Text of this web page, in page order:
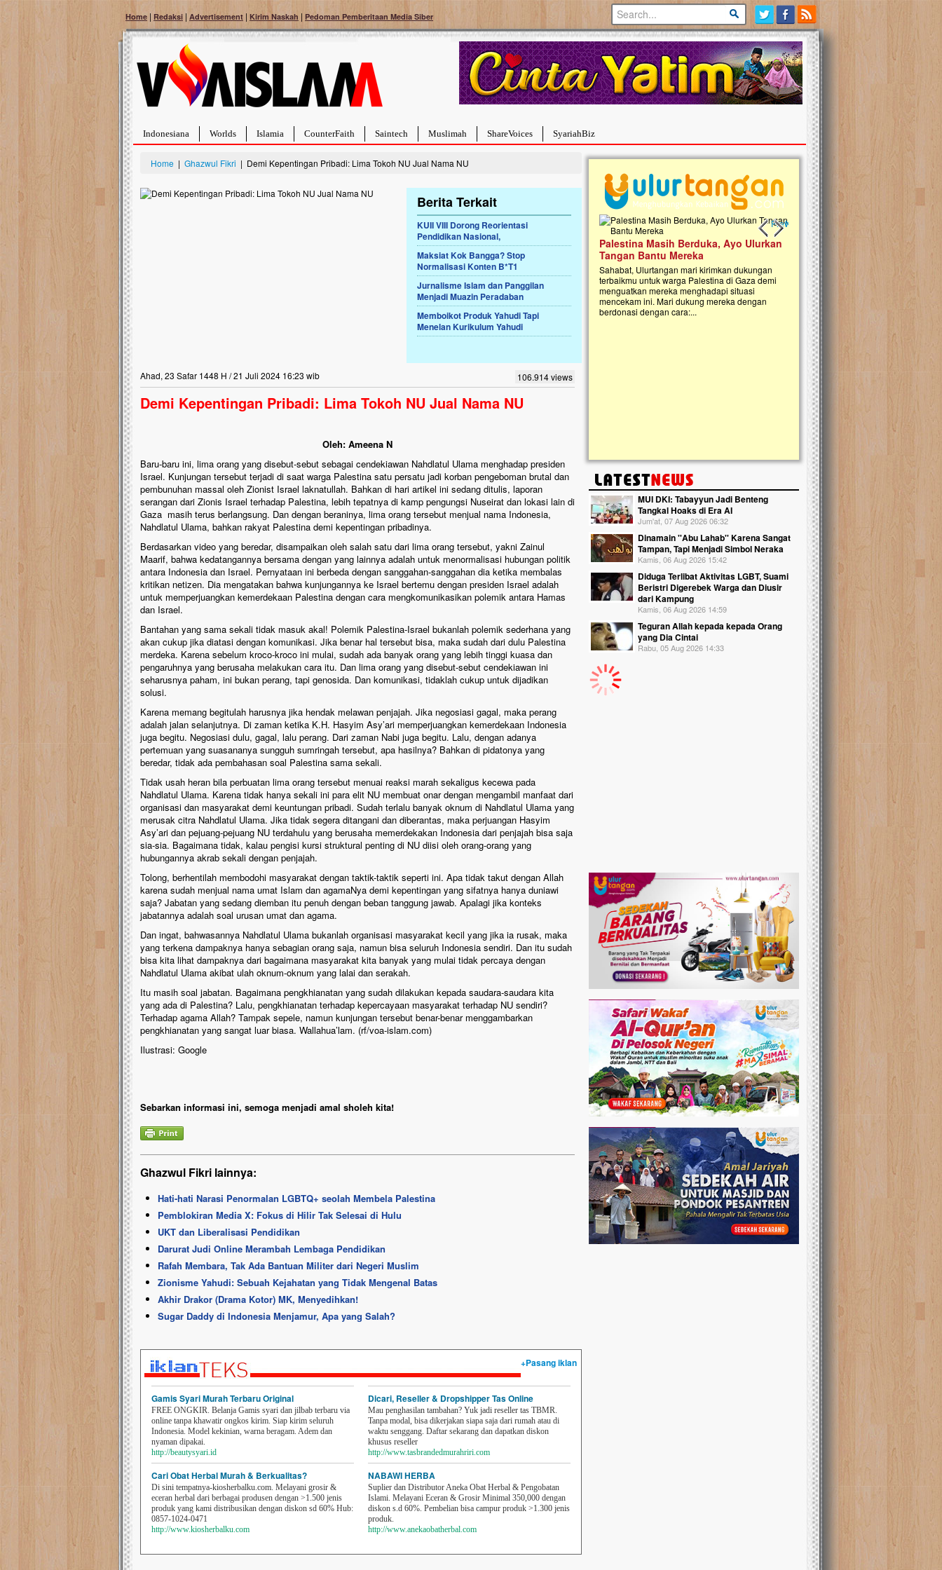
Home | Redaksi | Advertisement | Kirim Naskah | Pedoman Pemberitaan Media Siber
Indonesiana Worlds Islamia CounterFaith Saintech Muslimah ShareVoices SyariahBiz
Home | Ghazwul Fikri | Demi Kepentingan Pribadi: Lima Tokoh NU Jual Nama NU
Berita Terkait
KUII VIII Dorong Reorientasi
Pendidikan Nasional,
Maksiat Kok Bangga? Stop
Normalisasi Konten B*T1
Jurnalisme Islam dan Panggilan
Menjadi Muazin Peradaban
Memboikot Produk Yahudi Tapi
Menelan Kurikulum Yahudi
Ahad, 23 Safar 1448 H / 21 Juli 2024 16:23 wib 106.914 views
Demi Kepentingan Pribadi: Lima Tokoh NU Jual Nama NU
Oleh: Ameena N
Baru-baru ini, lima orang yang disebut-sebut sebagai cendekiawan Nahdlatul Ulama menghadap presiden
Israel. Kunjungan tersebut terjadi di saat warga Palestina satu persatu jadi korban pengeboman brutal dan
pembunuhan massal oleh Zionist Israel laknatullah. Bahkan di hari artikel ini sedang ditulis, laporan
serangan dari Zionis Israel terhadap Palestina, lebih tepatnya di kamp pengungsi Nuseirat dan lokasi lain di
Gaza masih terus berlangsung. Dan dengan beraninya, lima orang tersebut menjual nama Indonesia,
Nahdlatul Ulama, bahkan rakyat Palestina demi kepentingan pribadinya.
Berdasarkan video yang beredar, disampaikan oleh salah satu dari lima orang tersebut, yakni Zainul
Maarif, bahwa kedatangannya bersama dengan yang lainnya adalah untuk menormalisasi hubungan politik
antara Indonesia dan Israel. Pernyataan ini berbeda dengan sanggahan-sanggahan dia ketika membalas
kritikan netizen. Dia mengatakan bahwa kunjungannya ke Israel bertemu dengan presiden Israel adalah
untuk memperjuangkan kemerdekaan Palestina dengan cara mengkomunikasikan polemik antara Hamas
dan Israel.
Bantahan yang sama sekali tidak masuk akal! Polemik Palestina-Israel bukanlah polemik sederhana yang
akan cukup jika diatasi dengan komunikasi. Jika benar hal tersebut bisa, maka sudah dari dulu Palestina
merdeka. Karena sebelum kroco-kroco ini mulai, sudah ada banyak orang yang lebih tinggi kuasa dan
pengaruhnya yang berusaha melakukan cara itu. Dan lima orang yang disebut-sebut cendekiawan ini
seharusnya paham, ini bukan perang, tapi genosida. Dan komunikasi, tidaklah cukup untuk dijadikan
solusi.
Karena memang begitulah harusnya jika hendak melawan penjajah. Jika negosiasi gagal, maka perang
adalah jalan selanjutnya. Di zaman ketika K.H. Hasyim Asy’ari memperjuangkan kemerdekaan Indonesia
juga begitu. Negosiasi dulu, gagal, lalu perang. Dari zaman Nabi juga begitu. Lalu, dengan adanya
pertemuan yang suasananya sungguh sumringah tersebut, apa hasilnya? Bahkan di pidatonya yang
beredar, tidak ada pembahasan soal Palestina sama sekali.
Tidak usah heran bila perbuatan lima orang tersebut menuai reaksi marah sekaligus kecewa pada
Nahdlatul Ulama. Karena tidak hanya sekali ini para elit NU membuat onar dengan mengambil manfaat dari
organisasi dan masyarakat demi keuntungan pribadi. Sudah terlalu banyak oknum di Nahdlatul Ulama yang
merusak citra Nahdlatul Ulama. Jika tidak segera ditangani dan diberantas, maka perjuangan Hasyim
Asy’ari dan pejuang-pejuang NU terdahulu yang berusaha memerdekakan Indonesia dari penjajah bisa saja
sia-sia. Bagaimana tidak, kalau pengisi kursi struktural penting di NU diisi oleh orang-orang yang
hubungannya akrab sekali dengan penjajah.
Tolong, berhentilah membodohi masyarakat dengan taktik-taktik seperti ini. Apa tidak takut dengan Allah
karena sudah menjual nama umat Islam dan agamaNya demi kepentingan yang sifatnya hanya duniawi
saja? Jabatan yang sedang diemban itu penuh dengan beban tanggung jawab. Apalagi jika konteks
jabatannya adalah soal urusan umat dan agama.
Dan ingat, bahwasannya Nahdlatul Ulama bukanlah organisasi masyarakat kecil yang jika ia rusak, maka
yang terkena dampaknya hanya sebagian orang saja, namun bisa seluruh Indonesia sendiri. Dan itu sudah
bisa kita lihat dampaknya dari bagaimana masyarakat kita banyak yang mulai tidak percaya dengan
Nahdlatul Ulama akibat ulah oknum-oknum yang lalai dan serakah.
Itu masih soal jabatan. Bagaimana pengkhianatan yang sudah dilakukan kepada saudara-saudara kita
yang ada di Palestina? Lalu, pengkhianatan terhadap kepercayaan masyarakat terhadap NU sendiri?
Terhadap agama Allah? Tampak sepele, namun kunjungan tersebut benar-benar menggambarkan
pengkhianatan yang sangat luar biasa. Wallahua’lam. (rf/voa-islam.com)
Ilustrasi: Google
Sebarkan informasi ini, semoga menjadi amal sholeh kita!
Ghazwul Fikri lainnya:
Hati-hati Narasi Penormalan LGBTQ+ seolah Membela Palestina
Pemblokiran Media X: Fokus di Hilir Tak Selesai di Hulu
UKT dan Liberalisasi Pendidikan
Darurat Judi Online Merambah Lembaga Pendidikan
Rafah Membara, Tak Ada Bantuan Militer dari Negeri Muslim
Zionisme Yahudi: Sebuah Kejahatan yang Tidak Mengenal Batas
Akhir Drakor (Drama Kotor) MK, Menyedihkan!
Sugar Daddy di Indonesia Menjamur, Apa yang Salah?
+Pasang iklan
Gamis Syari Murah Terbaru Original
FREE ONGKIR. Belanja Gamis syari dan jilbab terbaru via
online tanpa khawatir ongkos kirim. Siap kirim seluruh
Indonesia. Model kekinian, warna beragam. Adem dan
nyaman dipakai.
http://beautysyari.id
Cari Obat Herbal Murah & Berkualitas?
Di sini tempatnya-kiosherbalku.com. Melayani grosir &
eceran herbal dari berbagai produsen dengan >1.500 jenis
produk yang kami distribusikan dengan diskon sd 60% Hub:
0857-1024-0471
http://www.kiosherbalku.com
Dicari, Reseller & Dropshipper Tas Online
Mau penghasilan tambahan? Yuk jadi reseller tas TBMR.
Tanpa modal, bisa dikerjakan siapa saja dari rumah atau di
waktu senggang. Daftar sekarang dan dapatkan diskon
khusus reseller
http://www.tasbrandedmurahriri.com
NABAWI HERBA
Suplier dan Distributor Aneka Obat Herbal & Pengobatan
Islami. Melayani Eceran & Grosir Minimal 350,000 dengan
diskon s.d 60%. Pembelian bisa campur produk >1.300 jenis
produk.
http://www.anekaobatherbal.com
Previous slide
Next slide
Nasib masjid di Kampung Cilumbu ini sungguh
mengenaskan. Lima tahun mangkrak, kini nyaris
berlumut, dan menghitam terpapar panas dan
Palestina Masih Berduka, Ayo Ulurkan
Tangan Bantu Mereka
Sahabat, Ulurtangan mari kirimkan dukungan
terbaikmu untuk warga Palestina di Gaza demi
menguatkan mereka menghadapi situasi
mencekam ini. Mari dukung mereka dengan
berdonasi dengan cara:...
Open Donasi Wakaf
Rumah Qur'an & TK Islam
Najjah di Jonggol
Saat ini, Ulurtangan bersama Yayasan
Najjahtul Islam Jonggol sedang merintis
pembangunan Rumah Qur’an dan
kanak Islam Terpadu (TKIT) An Najjah
Gedung Majelis Taklim di Jonggol,...
MUI DKI: Tabayyun Jadi Benteng
Tangkal Hoaks di Era AI
Jum'at, 07 Aug 2026 06:32
Dinamain ''Abu Lahab'' Karena Sangat
Tampan, Tapi Menjadi Simbol Neraka
Kamis, 06 Aug 2026 15:42
Diduga Terlibat Aktivitas LGBT, Suami
Beristri Digerebek Warga dan Diusir
dari Kampung
Kamis, 06 Aug 2026 14:59
Teguran Allah kepada kepada Orang
yang Dia Cintai
Rabu, 05 Aug 2026 14:33